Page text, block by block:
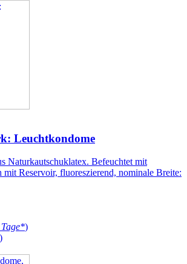
Leuchtkondome
Naturkautschuklatex. Befeuchtet mit
Reservoir, fluoreszierend, nominale Breite:
Tage*)